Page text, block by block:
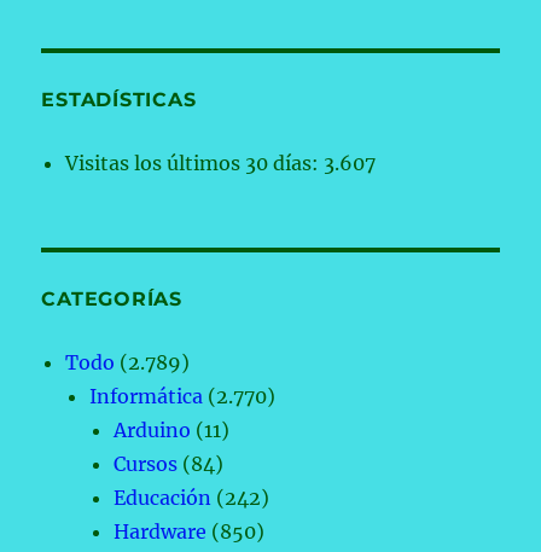
ESTADÍSTICAS
Visitas los últimos 30 días: 3.607
CATEGORÍAS
Todo (2.789)
Informática (2.770)
Arduino (11)
Cursos (84)
Educación (242)
Hardware (850)